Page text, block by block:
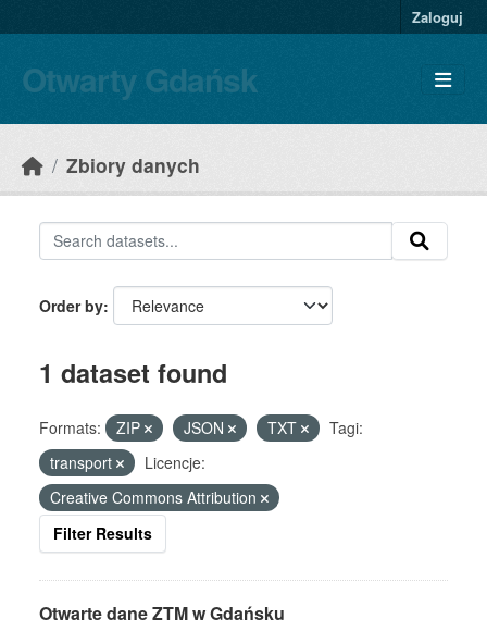
Zaloguj
Otwarty Gdańsk
Zbiory danych
Order by
1 dataset found
Formats: ZIP JSON TXT
Tagi:
transport
Licencje:
Creative Commons Attribution
Filter Results
Otwarte dane ZTM w Gdańsku